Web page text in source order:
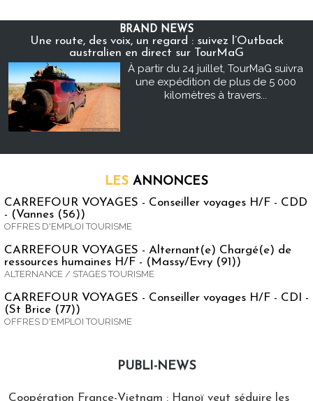
BRAND NEWS
Une route, des voix, un regard : suivez l’Outback
australien en direct sur TourMaG
À partir du 24 juillet, TourMaG suivra
une expédition de plus de 5 000
kilomètres à travers...
LES ANNONCES
CARREFOUR VOYAGES - Conseiller voyages H/F - CDD
- (Vannes (56))
OFFRES D'EMPLOI TOURISME
CARREFOUR VOYAGES - Alternant(e) Chargé(e) de
ressources humaines H/F - (Massy/Evry (91))
ALTERNANCE / STAGES TOURISME
CARREFOUR VOYAGES - Conseiller voyages H/F - CDI -
(St Brice (77))
OFFRES D'EMPLOI TOURISME
PUBLI-NEWS
Coopération France-Vietnam : Hanoï veut séduire les